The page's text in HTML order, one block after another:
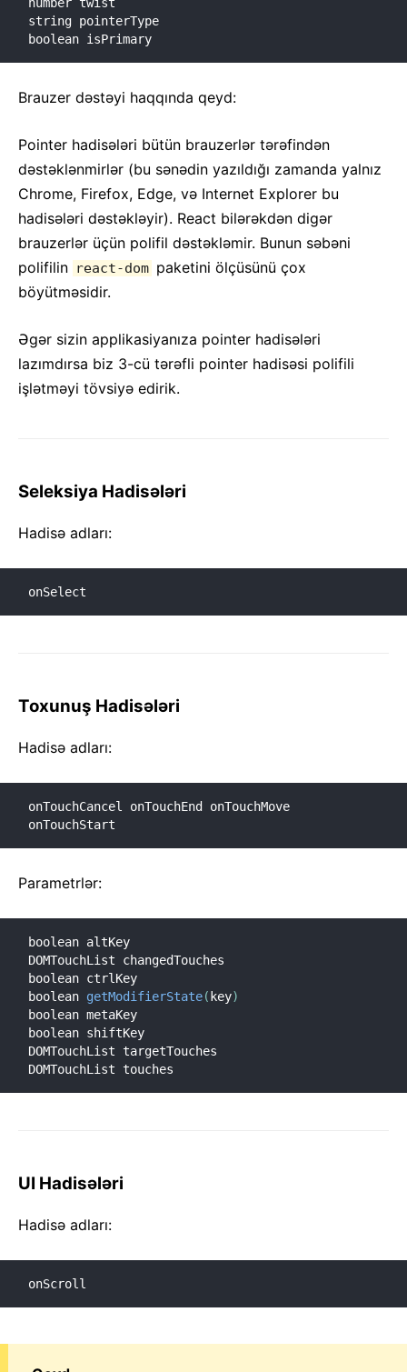
string pointerType
boolean isPrimary
Brauzer dəstəyi haqqında qeyd:
Pointer hadisələri bütün brauzerlər tərəfindən
dəstəklənmirlər (bu sənədin yazıldığı zamanda yalnız
Chrome, Firefox, Edge, və Internet Explorer bu
hadisələri dəstəkləyir). React bilərəkdən digər
brauzerlər üçün polifil dəstəkləmir. Bunun səbəni
polifilin react-dom paketini ölçüsünü çox
böyütməsidir.
Əgər sizin applikasiyanıza pointer hadisələri
lazımdırsa biz 3-cü tərəfli pointer hadisəsi polifili
işlətməyi tövsiyə edirik.
Seleksiya Hadisələri
Hadisə adları:
onSelect
Toxunuş Hadisələri
Hadisə adları:
onTouchCancel onTouchEnd onTouchMove
onTouchStart
Parametrlər:
boolean altKey
DOMTouchList changedTouches
boolean ctrlKey
boolean getModifierState( key)
boolean metaKey
boolean shiftKey
DOMTouchList targetTouches
DOMTouchList touches
UI Hadisələri
Hadisə adları:
onScroll